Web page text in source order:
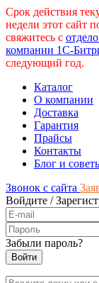
Срок действия
недели этот сайт
свяжитесь с
компании 1С-
следующий год.
Каталог
О компании
Доставка
Гарантия
Прайсы
Контакты
Блог и
Звонок с сайта
Войдите /
Забыли пароль?